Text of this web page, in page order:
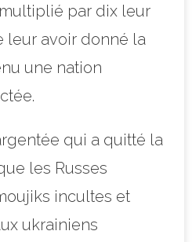
par dix leur
leur avoir donné la
une nation
qui a quitté la
les Russes
incultes et
ukrainiens